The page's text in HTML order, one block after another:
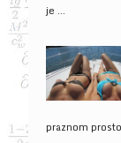
je ...
praznom